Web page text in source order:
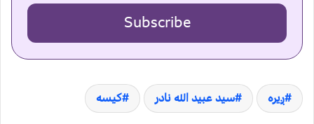
Subscribe
ږیره سید عبید الله نادر کیسه